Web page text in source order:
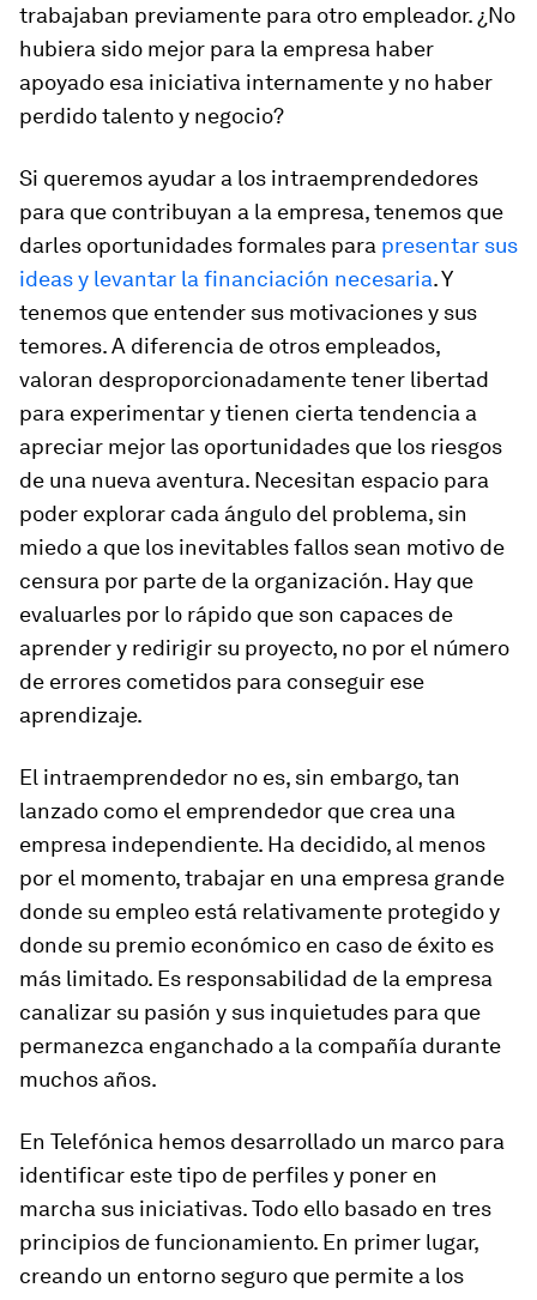
trabajaban previamente para otro empleador. ¿No
hubiera sido mejor para la empresa haber
apoyado esa iniciativa internamente y no haber
perdido talento y negocio?
Si queremos ayudar a los intraemprendedores
para que contribuyan a la empresa, tenemos que
darles oportunidades formales para presentar sus
ideas y levantar la financiación necesaria. Y
tenemos que entender sus motivaciones y sus
temores. A diferencia de otros empleados,
valoran desproporcionadamente tener libertad
para experimentar y tienen cierta tendencia a
apreciar mejor las oportunidades que los riesgos
de una nueva aventura. Necesitan espacio para
poder explorar cada ángulo del problema, sin
miedo a que los inevitables fallos sean motivo de
censura por parte de la organización. Hay que
evaluarles por lo rápido que son capaces de
aprender y redirigir su proyecto, no por el número
de errores cometidos para conseguir ese
aprendizaje.
El intraemprendedor no es, sin embargo, tan
lanzado como el emprendedor que crea una
empresa independiente. Ha decidido, al menos
por el momento, trabajar en una empresa grande
donde su empleo está relativamente protegido y
donde su premio económico en caso de éxito es
más limitado. Es responsabilidad de la empresa
canalizar su pasión y sus inquietudes para que
permanezca enganchado a la compañía durante
muchos años.
En Telefónica hemos desarrollado un marco para
identificar este tipo de perfiles y poner en
marcha sus iniciativas. Todo ello basado en tres
principios de funcionamiento. En primer lugar,
creando un entorno seguro que permite a los